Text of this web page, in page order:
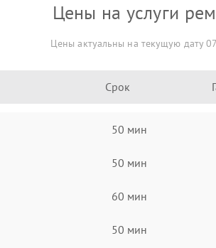
Цены на услуги
Цены актуальны на текущую дату
Срок
50 мин
50 мин
60 мин
50 мин